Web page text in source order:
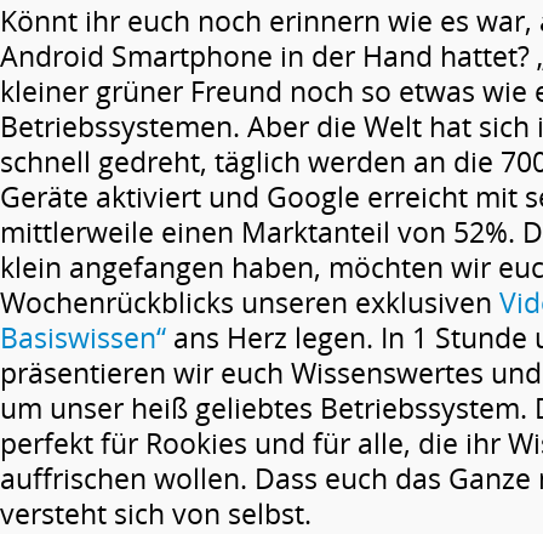
Könnt ihr euch noch erinnern wie es
Android Smartphone in der Hand hattet?
kleiner grüner Freund noch so etwas wie
Betriebssystemen. Aber die Welt hat
schnell gedreht, täglich werden an die
Geräte aktiviert und Google erreicht mit
mittlerweile einen Marktanteil von 52%.
klein angefangen haben, möchten wir
Wochenrückblicks unseren exklusiven
Basiswissen“ ans Herz legen. In 1
präsentieren wir euch Wissenswertes
um unser heiß geliebtes Betriebssystem.
perfekt für Rookies und für alle, die ihr
auffrischen wollen. Dass euch das
versteht sich von selbst.